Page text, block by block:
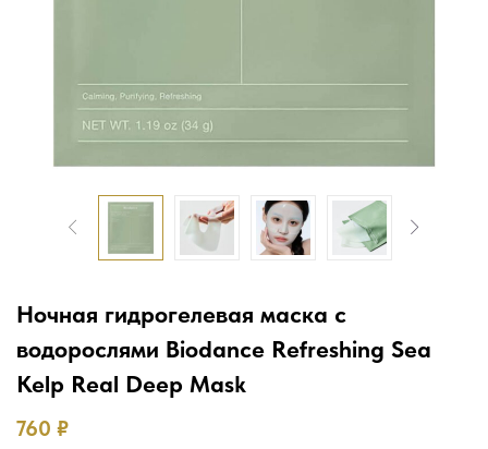
Ночная гидрогелевая маска с
водорослями Biodance Refreshing Sea
Kelp Real Deep Mask
760 ₽